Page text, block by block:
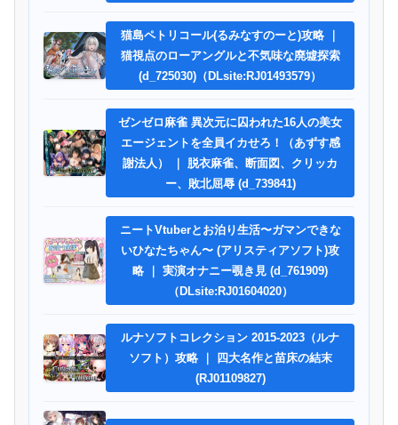
猫島ペトリコール(るみなすのーと)攻略 ｜
猫視点のローアングルと不気味な廃墟探索
(d_725030)（DLsite:RJ01493579）
ゼンゼロ麻雀 異次元に囚われた16人の美女
エージェントを全員イカせろ！（あずす感
謝法人） ｜ 脱衣麻雀、断面図、クリッカ
ー、敗北屈辱 (d_739841)
ニートVtuberとお泊り生活〜ガマンできな
いひなたちゃん〜 (アリスティアソフト)攻
略 ｜ 実演オナニー覗き見 (d_761909)
（DLsite:RJ01604020）
ルナソフトコレクション 2015-2023（ルナ
ソフト）攻略 ｜ 四大名作と苗床の結末
(RJ01109827)